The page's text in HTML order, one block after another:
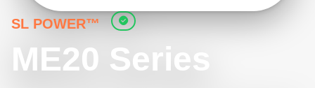
SL POWER™
ME20 Series